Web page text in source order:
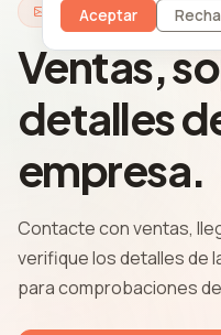
Contacto
Ventas,
detalles
empresa.
Contacte con ventas,
verifique los detalles de
para comprobaciones
Aceptar